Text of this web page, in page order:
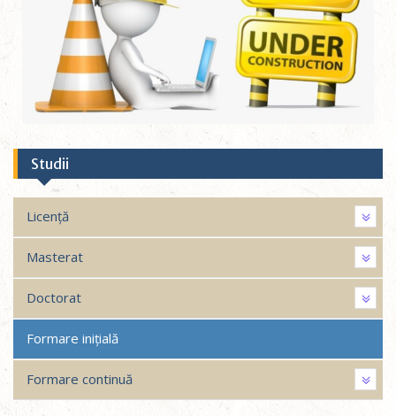
Studii
Licență
Masterat
Doctorat
Formare inițială
Formare continuă